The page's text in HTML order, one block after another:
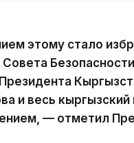
этому стало
и весь кыргызский
— отметил